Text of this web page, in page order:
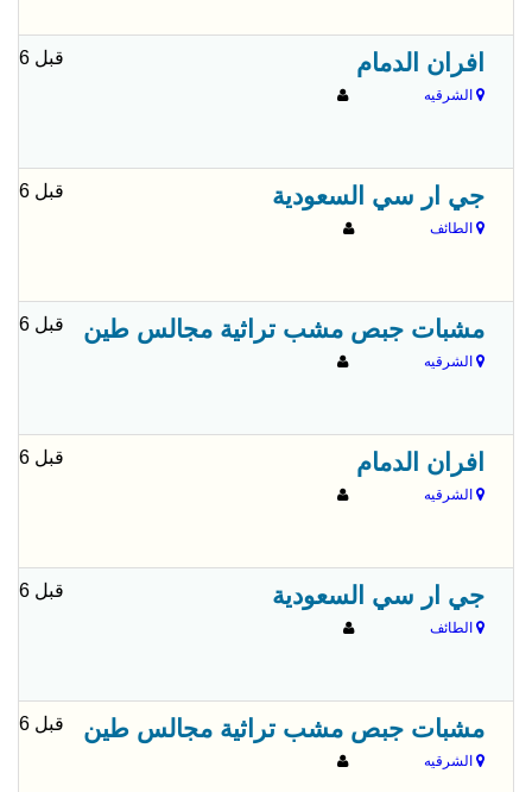
افران الدمام
الشرقيه
قبل 6 شهور
جي ار سي السعودية
الطائف
قبل 6 شهور
مشبات جبص مشب تراثية مجالس طين
الشرقيه
قبل 6 شهور
افران الدمام
الشرقيه
قبل 6 شهور
جي ار سي السعودية
الطائف
قبل 6 شهور
مشبات جبص مشب تراثية مجالس طين
الشرقيه
قبل 6 شهور